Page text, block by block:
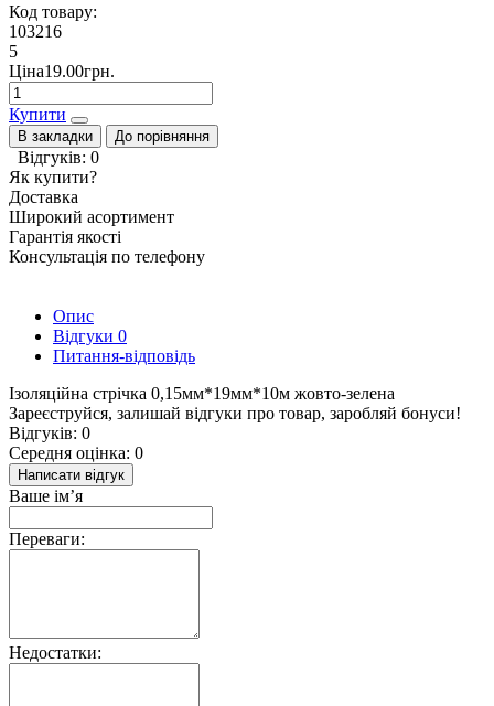
Код товару:
103216
5
Ціна19.00грн.
Купити
В закладки До порівняння
Відгуків: 0
Як купити?
Доставка
Широкий асортимент
Гарантія якості
Консультація по телефону
Опис
Відгуки 0
Питання-відповідь
Ізоляційна стрічка 0,15мм*19мм*10м жовто-зелена
Зареєструйся, залишай відгуки про товар, заробляй бонуси!
Відгуків: 0
Середня оцінка: 0
Написати відгук
Ваше ім’я
Переваги:
Недостатки: